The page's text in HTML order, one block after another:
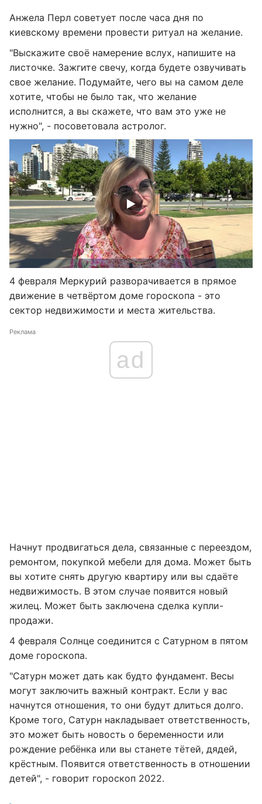
Анжела Перл советует после часа дня по
киевскому времени провести ритуал на желание.
"Выскажите своё намерение вслух, напишите на
листочке. Зажгите свечу, когда будете озвучивать
свое желание. Подумайте, чего вы на самом деле
хотите, чтобы не было так, что желание
исполнится, а вы скажете, что вам это уже не
нужно", - посоветовала астролог.
4 февраля Меркурий разворачивается в прямое
движение в четвёртом доме гороскопа - это
сектор недвижимости и места жительства.
Реклама
ad
Начнут продвигаться дела, связанные с переездом,
ремонтом, покупкой мебели для дома. Может быть
вы хотите снять другую квартиру или вы сдаёте
недвижимость. В этом случае появится новый
жилец. Может быть заключена сделка купли-
продажи.
4 февраля Солнце соединится с Сатурном в пятом
доме гороскопа.
"Сатурн может дать как будто фундамент. Весы
могут заключить важный контракт. Если у вас
начнутся отношения, то они будут длиться долго.
Кроме того, Сатурн накладывает ответственность,
это может быть новость о беременности или
рождение ребёнка или вы станете тётей, дядей,
крёстным. Появится ответственность в отношении
детей", - говорит гороскоп 2022.